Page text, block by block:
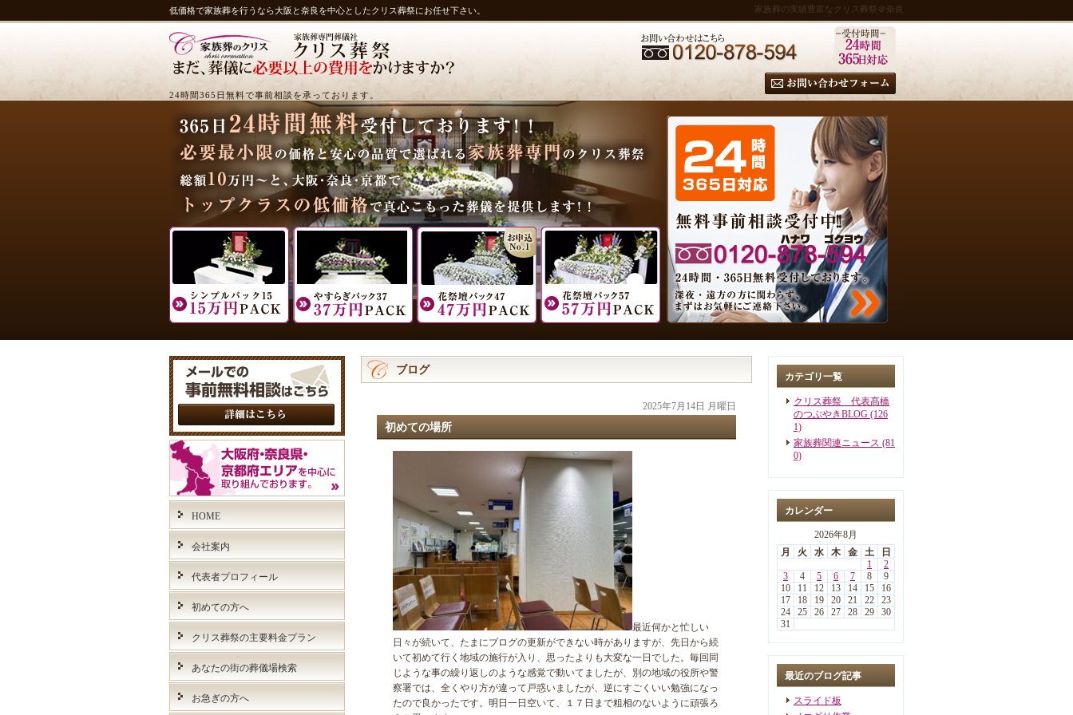
低価格で家族葬を行うなら大阪と奈良を中心としたクリス葬祭にお任せ下さい。 家族葬の実績豊富なクリス葬祭＠奈良
24時間365日無料で事前相談を承っております。
ブログ
2025年7月14日 月曜日
初めての場所
最近何かと忙しい
日々が続いて、たまにブログの更新ができない時がありますが、先日から続
いて初めて行く地域の施行が入り、思ったよりも大変な一日でした。毎回同
じような事の繰り返しのような感覚で動いてましたが、別の地域の役所や警
察署では、全くやり方が違って戸惑いましたが、逆にすごくいい勉強になっ
たので良かったです。明日一日空いて、１７日まで粗相のないように頑張ろ
カテゴリ一覧
クリス葬祭 代表髙橋
のつぶやきBLOG (126
1)
家族葬関連ニュース (81
0)
カレンダー
2026年8月
月
火 水 木 金 土
日
1
2
3
4 5 6 7 8
9
10
11 12 13 14 15
16
17
18 19 20 21 22
23
24
25 26 27 28 29
30
31
最近のブログ記事
スライド板
HOME
会社案内
代表者プロフィール
初めての方へ
クリス葬祭の主要料金プラン
あなたの街の葬儀場検索
お急ぎの方へ